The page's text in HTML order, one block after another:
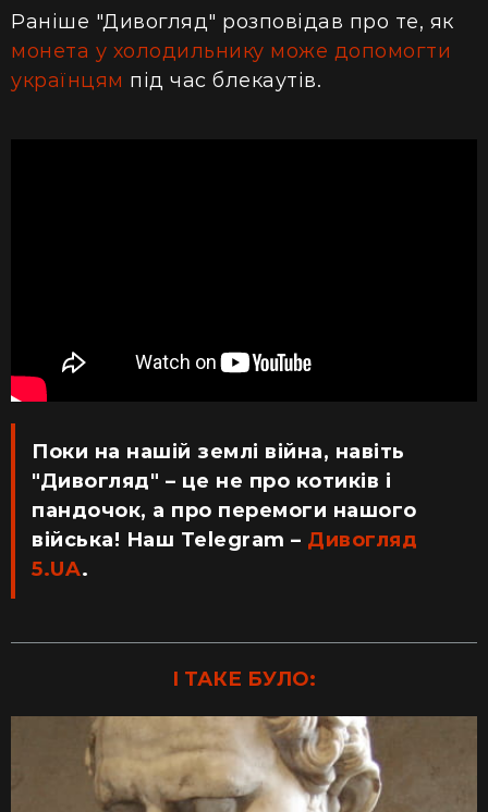
Раніше "Дивогляд" розповідав про те, як
монета у холодильнику може допомогти
українцям під час блекаутів.
Поки на нашій землі війна, навіть
"Дивогляд" – це не про котиків і
пандочок, а про перемоги нашого
війська! Наш Telegram – Дивогляд
5.UA.
І ТАКЕ БУЛО: